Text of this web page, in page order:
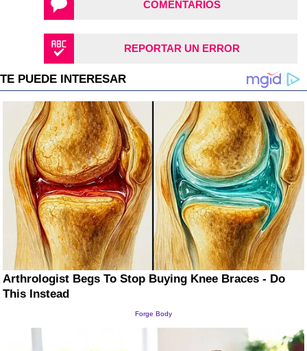
COMENTARIOS
REPORTAR UN ERROR